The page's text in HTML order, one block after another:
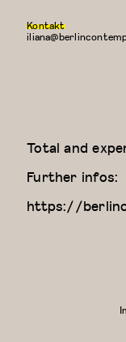
Total and
Further infos:
https://
Kontakt